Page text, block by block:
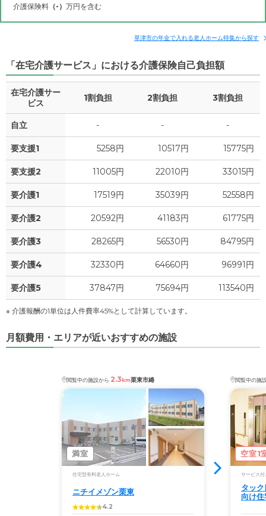
介護保険料 （-） 万円を含む
補足情報
月額費用 ? 11.5 万円
家賃 9
食費 ? 0 万円
水道・光熱費 0
上乗せ介護費 ? 0 万円
その他 2 万円
介護保険料 -
草津市の年金で入れる老人ホーム特集から探す
「在宅介護サービス」における介護保険自己負担額
在宅介護サー
ビス
1割負担 2割負担 3割負担
自立 - - -
要支援1 5258円 10517円 15775円
要支援2 11005円 22010円 33015円
要介護1 17519円 35039円 52558円
要介護2 20592円 41183円 61775円
要介護3 28265円 56530円 84795円
要介護4 32330円 64660円 96991円
要介護5 37847円 75694円 113540円
※ 介護報酬の1単位は人件費率45%として計算しています。
月額費用・エリアが近いおすすめの施設
閲覧中の施設から 2.3 km栗東市綣
満室
住宅型有料老人ホーム
ニチイメゾン栗東
4.2
閲覧中の施
空室1
サービス付
タッ
向け住